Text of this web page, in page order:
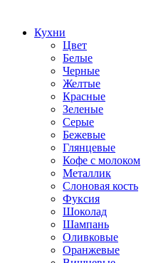
Кухни
Цвет
Белые
Черные
Желтые
Красные
Зеленые
Серые
Бежевые
Глянцевые
Кофе с молоком
Металлик
Слоновая кость
Фуксия
Шоколад
Шампань
Оливковые
Оранжевые